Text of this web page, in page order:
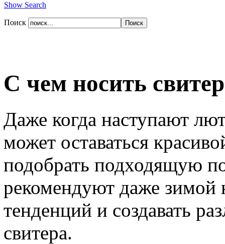
Show Search
Поиск
С чем носить свитер
Даже когда наступают
может оставаться
подобрать подходящую
рекомендуют даже зимой
тенденций и создавать
свитера.